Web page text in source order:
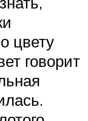
цвету
говорит